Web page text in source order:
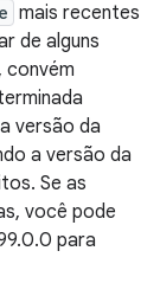
mais recentes
de alguns
convém
versão da
a versão da
Se as
você pode
para